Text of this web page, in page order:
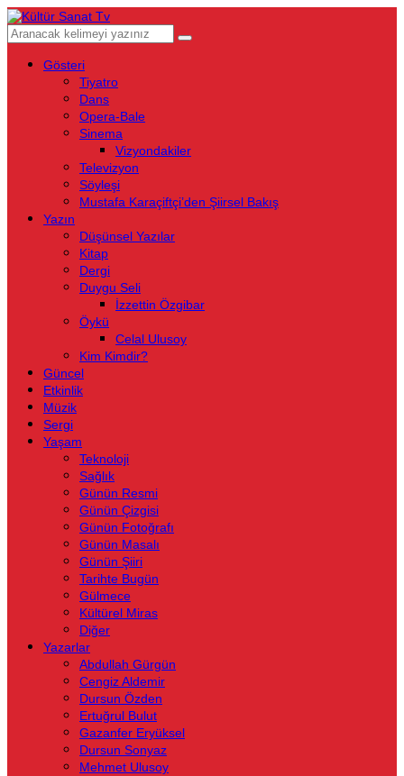
Gösteri
Tiyatro
Dans
Opera-Bale
Sinema
Vizyondakiler
Televizyon
Söyleşi
Mustafa Karaçiftçi’den Şiirsel Bakış
Yazın
Düşünsel Yazılar
Kitap
Dergi
Duygu Seli
İzzettin Özgibar
Öykü
Celal Ulusoy
Kim Kimdir?
Güncel
Etkinlik
Müzik
Sergi
Yaşam
Teknoloji
Sağlık
Günün Resmi
Günün Çizgisi
Günün Fotoğrafı
Günün Masalı
Günün Şiiri
Tarihte Bugün
Gülmece
Kültürel Miras
Diğer
Yazarlar
Abdullah Gürgün
Cengiz Aldemir
Dursun Özden
Ertuğrul Bulut
Gazanfer Eryüksel
Dursun Sonyaz
Mehmet Ulusoy